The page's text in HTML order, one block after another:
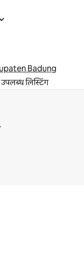
Badung
उपलब्ध लिस्टिंग